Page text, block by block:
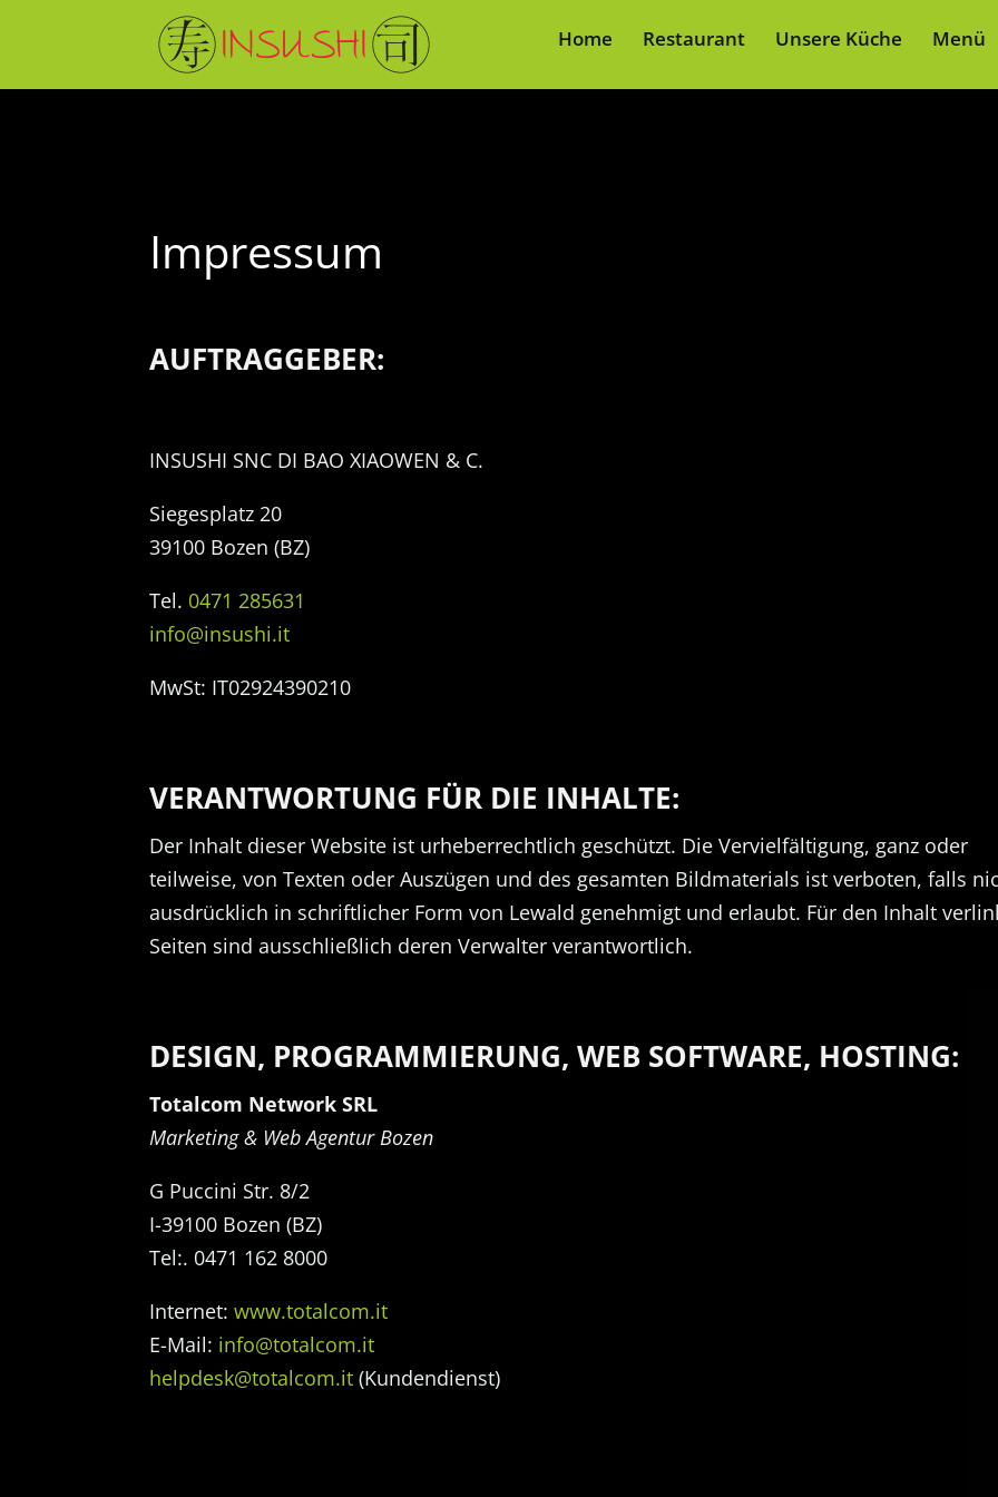
Home Restaurant Unsere Küche Menü
Impressum
AUFTRAGGEBER:
INSUSHI SNC DI BAO XIAOWEN & C.
Siegesplatz 20
39100 Bozen (BZ)
Tel. 0471 285631
info@insushi.it
MwSt: IT02924390210
VERANTWORTUNG FÜR DIE INHALTE:
Der Inhalt dieser Website ist urheberrechtlich geschützt. Die Vervielfältigung, ganz oder
teilweise, von Texten oder Auszügen und des gesamten Bildmaterials ist verboten, falls
ausdrücklich in schriftlicher Form von Lewald genehmigt und erlaubt. Für den Inhalt
Seiten sind ausschließlich deren Verwalter verantwortlich.
DESIGN, PROGRAMMIERUNG, WEB SOFTWARE, HOSTING:
Totalcom Network SRL
Marketing & Web Agentur Bozen
G Puccini Str. 8/2
I-39100 Bozen (BZ)
Tel:. 0471 162 8000
Internet:www.totalcom.it
E-Mail: info@totalcom.it
helpdesk@totalcom.it (Kundendienst)